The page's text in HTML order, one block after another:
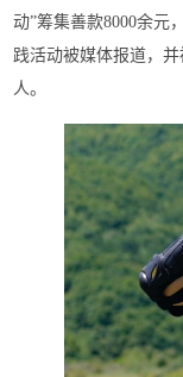
动”筹集善款8000余元
践活动被媒体报道，
人。